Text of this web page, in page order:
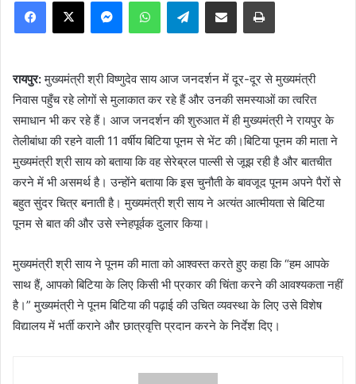
रायपुर:मुख्यमंत्री श्री विष्णुदेव साय आज जनदर्शन में दूर-दूर से मुख्यमंत्री
निवास पहुँच रहे लोगों से मुलाकात कर रहे हैं और उनकी समस्याओं का त्वरित
समाधान भी कर रहे हैं। आज जनदर्शन की शुरुआत में ही मुख्यमंत्री ने रायपुर के
तेलीबांधा की रहने वाली 11 वर्षीय बिटिया पूनम से भेंट की।बिटिया पूनम की माता ने
मुख्यमंत्री श्री साय को बताया कि वह सेरेब्रल पाल्सी से जूझ रही है और बातचीत
करने में भी असमर्थ है। उन्होंने बताया कि इस चुनौती के बावजूद पूनम अपने पैरों से
बहुत सुंदर चित्र बनाती है। मुख्यमंत्री श्री साय ने अत्यंत आत्मीयता से बिटिया
पूनम से बात की और उसे स्नेहपूर्वक दुलार किया।
मुख्यमंत्री श्री साय ने पूनम की माता को आश्वस्त करते हुए कहा कि “हम आपके
साथ हैं, आपको बिटिया के लिए किसी भी प्रकार की चिंता करने की आवश्यकता नहीं
है।” मुख्यमंत्री ने पूनम बिटिया की पढ़ाई की उचित व्यवस्था के लिए उसे विशेष
विद्यालय में भर्ती कराने और छात्रवृत्ति प्रदान करने के निर्देश दिए।